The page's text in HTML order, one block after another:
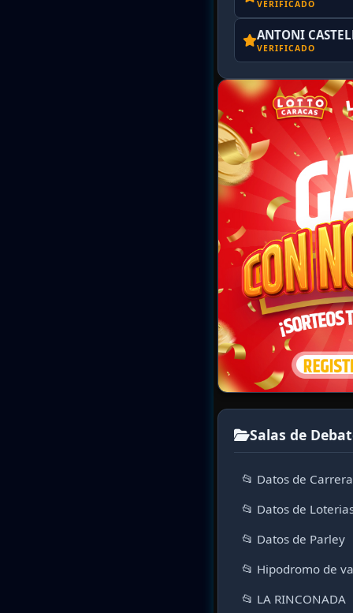
VERIFICADO
ANTONI
VERIFICADO
Salas de
📂 Datos de
📂 Datos de
📂 Datos de Parley
📂 Hipodromo de
📂 LA RINCONADA